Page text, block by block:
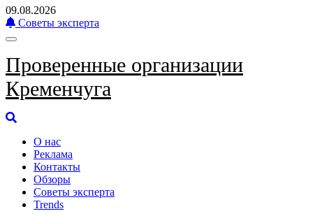
09.08.2026
Советы эксперта
Проверенные организации
Кременчуга
О нас
Реклама
Контакты
Обзоры
Советы эксперта
Trends